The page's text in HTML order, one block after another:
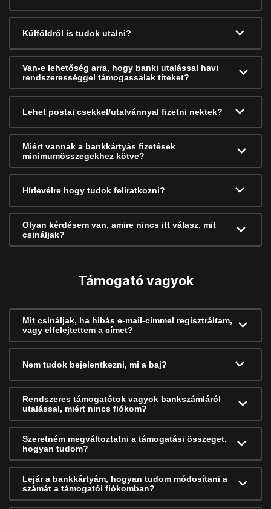
Külföldről is tudok utalni?
Van-e lehetőség arra, hogy banki utalással havi
rendszerességgel támogassalak titeket?
Lehet postai csekkel/utalvánnyal fizetni nektek?
Miért vannak a bankkártyás fizetések
minimumösszegekhez kötve?
Hírlevélre hogy tudok feliratkozni?
Olyan kérdésem van, amire nincs itt válasz, mit
csináljak?
Támogató vagyok
Mit csináljak, ha hibás e-mail-címmel regisztráltam,
vagy elfelejtettem a címet?
Nem tudok bejelentkezni, mi a baj?
Rendszeres támogatótok vagyok bankszámláról
utalással, miért nincs fiókom?
Szeretném megváltoztatni a támogatási összeget,
hogyan tudom?
Lejár a bankkártyám, hogyan tudom módosítani a
számát a támogatói fiókomban?